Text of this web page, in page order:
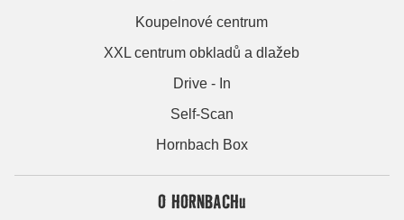
Koupelnové centrum
XXL centrum obkladů a dlažeb
Drive - In
Self-Scan
Hornbach Box
O HORNBACHu